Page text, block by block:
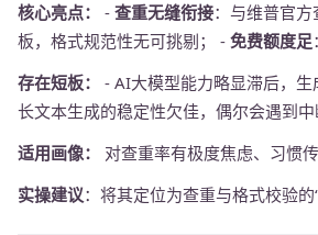
核心亮点：
- 查重无缝衔接：与维普官
板，格式规范性无可挑剔； - 免费额度足
存在短板：
- AI大模型能力略显滞后，
长文本生成的稳定性欠佳，偶尔会遇到中
适用画像：
对查重率有极度焦虑、习惯
实操建议：将其定位为查重与格式校验